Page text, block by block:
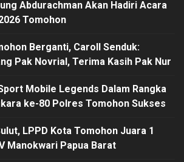
Abdurachman Akan Hadiri Acara
Tomohon
Berganti, Caroll Senduk:
Pak Novrial, Terima Kasih Pak Nur
Mobile Legends Dalam Rangka
ke-80 Polres Tomohon Sukses
LPPD Kota Tomohon Juara 1
Manokwari Papua Barat